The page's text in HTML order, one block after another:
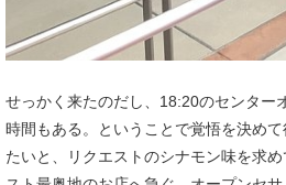
せっかく来たのだし、18:20のセンター
時間もある。ということで覚悟を決め
たいと、リクエストのシナモン味を求